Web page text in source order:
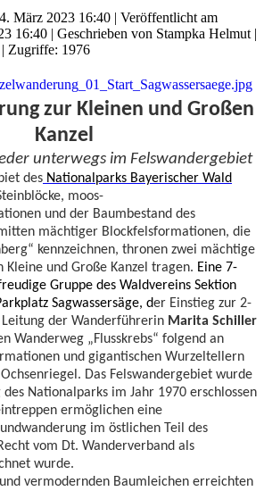
März 2023 16:40 | Veröffentlicht am
16:40 | Geschrieben von Stampka Helmut |
| Zugriffe: 1976
zur Kleinen und Großen
Kanzel
unterwegs im Felswandergebiet
des Nationalparks Bayerischer Wald
moos-
und der Baumbestand des
mächtiger Blockfelsformationen, die
kennzeichnen, thronen zwei mächtige
Kleine und Große Kanzel tragen. Eine 7-
Gruppe des Waldvereins Sektion
Sagwassersäge, der Einstieg zur 2-
der Wanderführerin Marita Schiller
Wanderweg „Flusskrebs“ folgend an
und gigantischen Wurzeltellern
Das Felswandergebiet wurde
Nationalparks im Jahr 1970 erschlossen
ermöglichen eine
im östlichen Teil des
vom Dt. Wanderverband als
wurde.
vermodernden Baumleichen erreichten